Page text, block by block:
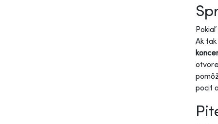
Ak
pocit